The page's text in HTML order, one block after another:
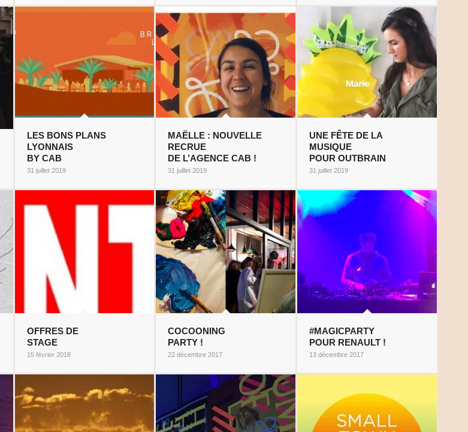
LES BONS PLANS
LYONNAIS
BY CAB
31 juillet 2019
MAËLLE : NOUVELLE
RECRUE
DE L’AGENCE CAB !
31 juillet 2019
UNE FÊTE DE LA
MUSIQUE
POUR OUTBRAIN
31 juillet 2019
OFFRES DE
STAGE
15 février 2018
COCOONING
PARTY !
22 décembre 2017
#MAGICPARTY
POUR RENAULT !
13 décembre 2017